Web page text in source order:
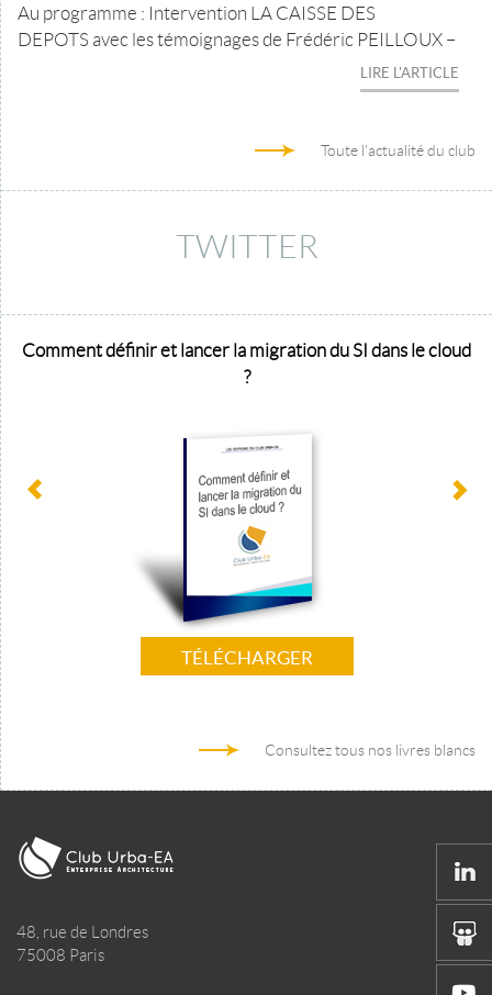
Au programme : Intervention LA CAISSE DES
DEPOTS avec les témoignages de Frédéric PEILLOUX –
LIRE L'ARTICLE
Toute l'actualité du club
TWITTER
Comment définir et lancer la migration du SI dans le cloud
?
TÉLÉCHARGER
Consultez tous nos livres blancs
48, rue de Londres
75008 Paris